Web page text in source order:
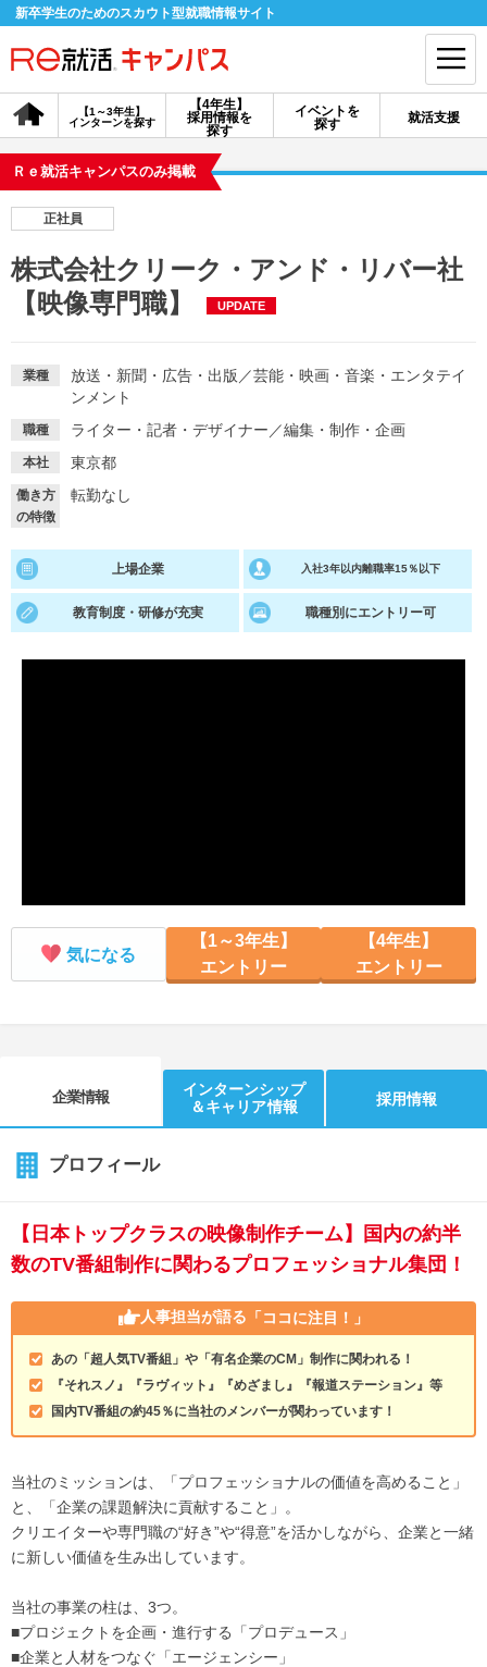
新卒学生のためのスカウト型就職情報サイト
【4年生】
採用情報を
探す
【1～3年生】
インターンを探す
イベントを
探す
就活支援
会員登録 ログイン
探す
【4年生】
【4年生】
イベントを探す
就活ノウハウ・サポート
適職診断 就活チャンネル
Ｒｅ就活キャンパスのみ掲載
正社員
株式会社クリーク・アンド・リバー社
【映像専門職】
UPDATE
業種 放送・新聞・広告・出版 ／芸能・映画・音楽・エンタテイ
ンメント
職種 ライター・記者・デザイナー ／編集・制作・企画
本社 東京都
働き方
の特徴
転勤なし
上場企業 入社3年以内離職率15％以下
教育制度・研修が充実 職種別にエントリー可
気になる
【1～3年生】
エントリー
【4年生】
エントリー
企業情報
インターンシップ
＆キャリア情報
採用情報
プロフィール
【日本トップクラスの映像制作チーム】国内の約半
数のTV番組制作に関わるプロフェッショナル集団！
人事担当が語る 「ココに注目！」
あの「超人気TV番組」や「有名企業のCM」制作に関われる！
『それスノ』『ラヴィット』『めざまし』『報道ステーション』等
国内TV番組の約45％に当社のメンバーが関わっています！
当社のミッションは、「プロフェッショナルの価値を高めること」
と、「企業の課題解決に貢献すること」。
クリエイターや専門職の“好き”や“得意”を活かしながら、企業と一緒
に新しい価値を生み出しています。
当社の事業の柱は、3つ。
■プロジェクトを企画・進行する「プロデュース」
■企業と人材をつなぐ「エージェンシー」